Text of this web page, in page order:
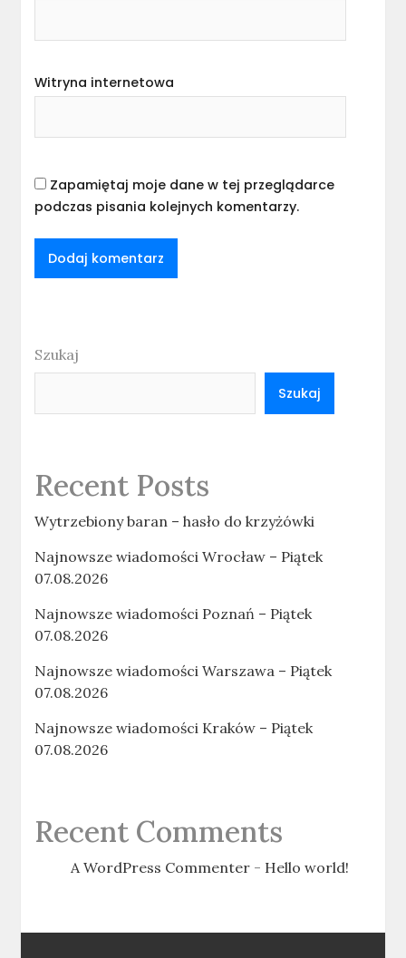
Witryna internetowa
Zapamiętaj moje dane w tej przeglądarce
podczas pisania kolejnych komentarzy.
Szukaj
Szukaj
Recent Posts
Wytrzebiony baran – hasło do krzyżówki
Najnowsze wiadomości Wrocław – Piątek
07.08.2026
Najnowsze wiadomości Poznań – Piątek
07.08.2026
Najnowsze wiadomości Warszawa – Piątek
07.08.2026
Najnowsze wiadomości Kraków – Piątek
07.08.2026
Recent Comments
A WordPress Commenter - Hello world!